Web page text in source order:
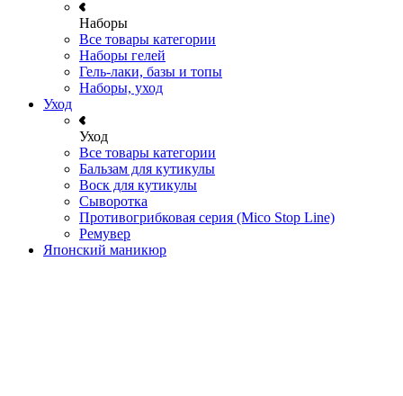
Наборы
Все товары категории
Наборы гелей
Гель-лаки, базы и топы
Наборы, уход
Уход
Уход
Все товары категории
Бальзам для кутикулы
Воск для кутикулы
Сыворотка
Противогрибковая серия (Mico Stop Line)
Ремувер
Японский маникюр